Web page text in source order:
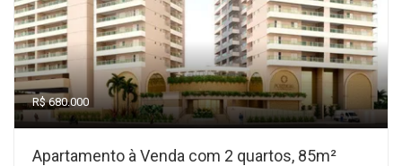
R$ 680.000
Apartamento à Venda com 2 quartos, 85m²